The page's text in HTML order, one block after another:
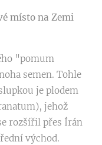
místo na Zemi
"pomum
semen. Tohle
je plodem
jehož
rozšířil přes Írán
východ.